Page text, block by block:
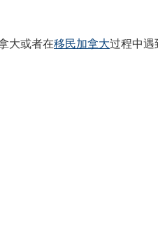
大或者在移民加拿大过程中遇